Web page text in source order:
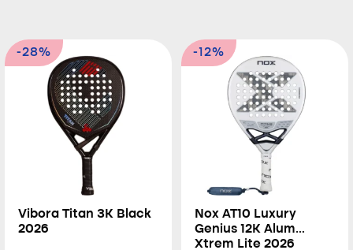
-28%
Vibora Titan 3K Black
2026
-12%
Nox AT10 Luxury
Genius 12K Alum
Xtrem Lite 2026